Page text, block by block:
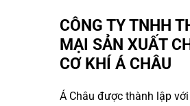
CÔNG TY TNHH
MẠI SẢN XUẤT
CƠ KHÍ Á CHÂU
Á Châu được thành lập